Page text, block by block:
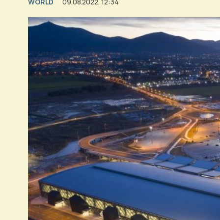
WORLD 09.08.2022, 12:34